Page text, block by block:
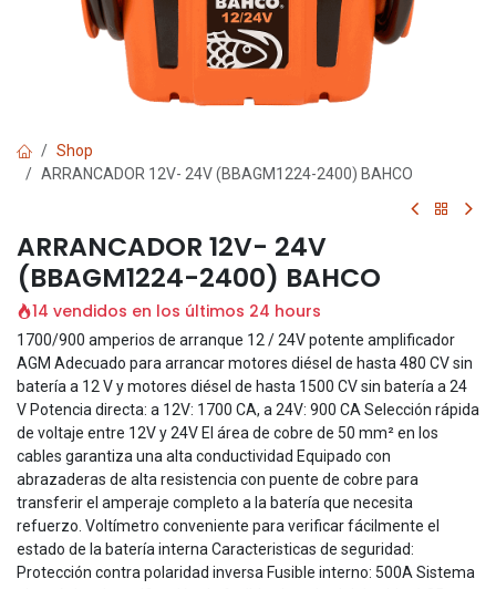
Shop
ARRANCADOR 12V- 24V (BBAGM1224-2400) BAHCO
ARRANCADOR 12V- 24V
(BBAGM1224-2400) BAHCO
14 vendidos en los últimos 24 hours
1700/900 amperios de arranque 12 / 24V potente amplificador
AGM Adecuado para arrancar motores diésel de hasta 480 CV sin
batería a 12 V y motores diésel de hasta 1500 CV sin batería a 24
V Potencia directa: a 12V: 1700 CA, a 24V: 900 CA Selección rápida
de voltaje entre 12V y 24V El área de cobre de 50 mm² en los
cables garantiza una alta conductividad Equipado con
abrazaderas de alta resistencia con puente de cobre para
transferir el amperaje completo a la batería que necesita
refuerzo. Voltímetro conveniente para verificar fácilmente el
estado de la batería interna Caracteristicas de seguridad:
Protección contra polaridad inversa Fusible interno: 500A Sistema